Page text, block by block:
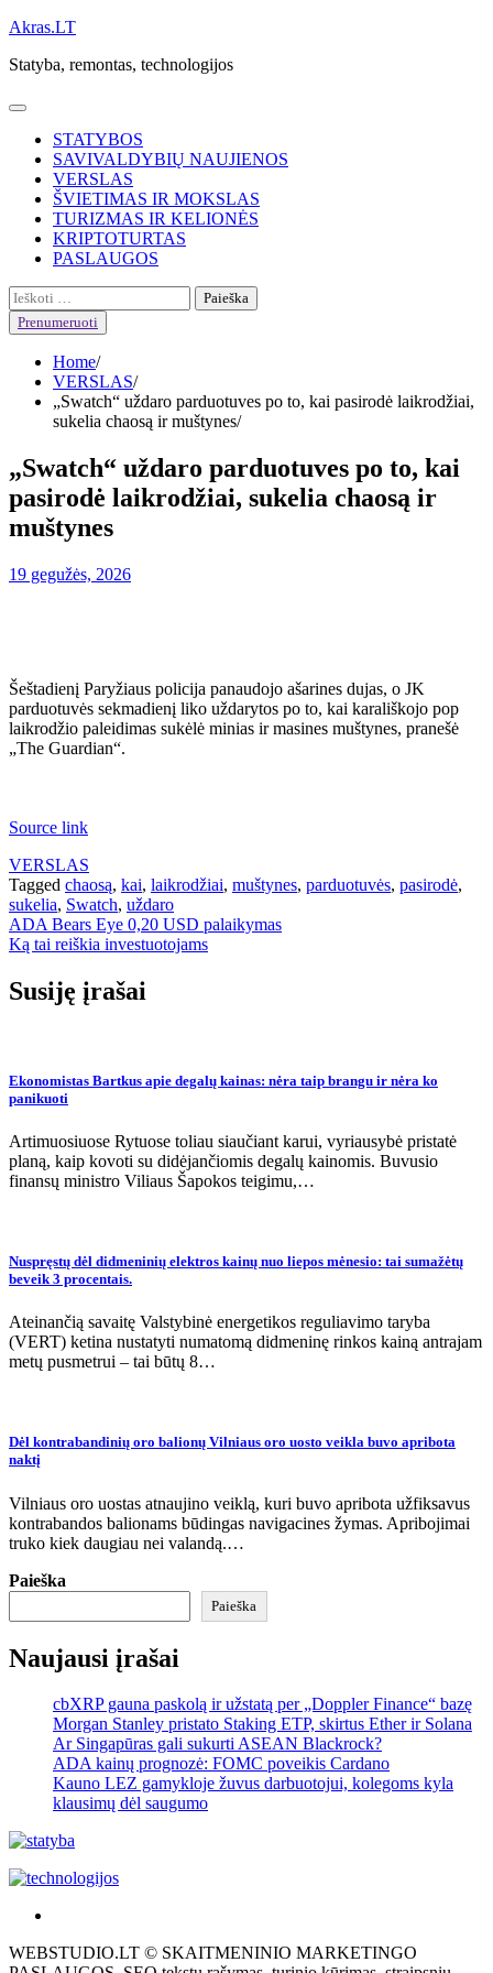
Skip
content
Akras.LT
Statyba, remontas, technologijos
STATYBOS
SAVIVALDYBIŲ NAUJIENOS
VERSLAS
ŠVIETIMAS IR MOKSLAS
TURIZMAS IR KELIONĖS
KRIPTOTURTAS
PASLAUGOS
Ieškoti:
Prenumeruoti
Home
VERSLAS
„Swatch“ uždaro parduotuves po to, kai pasirodė laikrodžiai,
sukelia chaosą ir muštynes
„Swatch“ uždaro parduotuves po to, kai
pasirodė laikrodžiai, sukelia chaosą ir
muštynes
19 gegužės, 2026
Šeštadienį Paryžiaus policija panaudojo ašarines dujas, o JK
parduotuvės sekmadienį liko uždarytos po to, kai karališkojo pop
laikrodžio paleidimas sukėlė minias ir masines muštynes, pranešė
„The Guardian“.
Source link
VERSLAS
Tagged chaosą, kai, laikrodžiai, muštynes, parduotuvės, pasirodė,
sukelia, Swatch, uždaro
Navigacija
tarp
įrašų
ADA Bears Eye 0,20 USD palaikymas
Ką tai reiškia investuotojams
Susiję įrašai
Ekonomistas Bartkus apie degalų kainas: nėra taip brangu ir nėra ko
panikuoti
Artimuosiuose Rytuose toliau siaučiant karui, vyriausybė pristatė
planą, kaip kovoti su didėjančiomis degalų kainomis. Buvusio
finansų ministro Viliaus Šapokos teigimu,…
Nuspręstų dėl didmeninių elektros kainų nuo liepos mėnesio: tai sumažėtų
beveik 3 procentais.
Ateinančią savaitę Valstybinė energetikos reguliavimo taryba
(VERT) ketina nustatyti numatomą didmeninę rinkos kainą antrajam
metų pusmetrui – tai būtų 8…
Dėl kontrabandinių oro balionų Vilniaus oro uosto veikla buvo apribota
naktį
Vilniaus oro uostas atnaujino veiklą, kuri buvo apribota užfiksavus
kontrabandos balionams būdingas navigacines žymas. Apribojimai
truko kiek daugiau nei valandą.…
Paieška
Paieška
Naujausi įrašai
cbXRP gauna paskolą ir užstatą per „Doppler Finance“ bazę
Morgan Stanley pristato Staking ETP, skirtus Ether ir Solana
Ar Singapūras gali sukurti ASEAN Blackrock?
ADA kainų prognozė: FOMC poveikis Cardano
Kauno LEZ gamykloje žuvus darbuotojui, kolegoms kyla
klausimų dėl saugumo
tai
WEBSTUDIO.LT © SKAITMENINIO MARKETINGO